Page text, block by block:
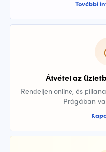
További
Átvétel az
Rendeljen online, és
Prágában